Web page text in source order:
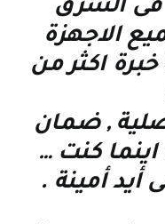
فى الشرق
الاجهزة
خبرة اكثر من
, ضمان
كنت …
أمينة .